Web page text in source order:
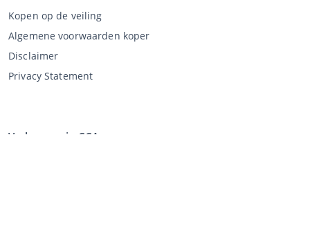
Kopen op de veiling
Algemene voorwaarden koper
Disclaimer
Privacy Statement
Verkopen via CCA